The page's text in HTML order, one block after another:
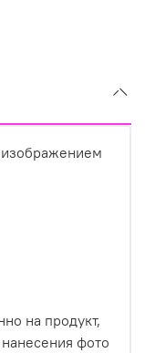
изображением
на продукт,
фото